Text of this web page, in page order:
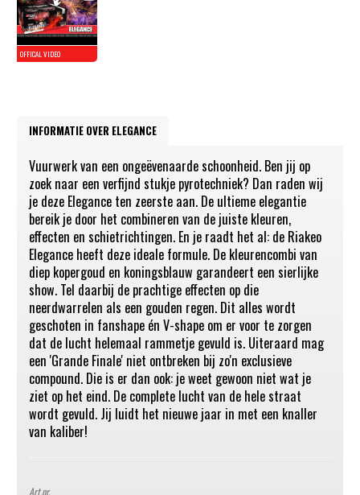
INFORMATIE OVER ELEGANCE
Vuurwerk van een ongeëvenaarde schoonheid. Ben jij op
zoek naar een verfijnd stukje pyrotechniek? Dan raden wij
je deze Elegance ten zeerste aan. De ultieme elegantie
bereik je door het combineren van de juiste kleuren,
effecten en schietrichtingen. En je raadt het al: de Riakeo
Elegance heeft deze ideale formule. De kleurencombi van
diep kopergoud en koningsblauw garandeert een sierlijke
show. Tel daarbij de prachtige effecten op die
neerdwarrelen als een gouden regen. Dit alles wordt
geschoten in fanshape én V-shape om er voor te zorgen
dat de lucht helemaal rammetje gevuld is. Uiteraard mag
een 'Grande Finale' niet ontbreken bij zo'n exclusieve
compound. Die is er dan ook: je weet gewoon niet wat je
ziet op het eind. De complete lucht van de hele straat
wordt gevuld. Jij luidt het nieuwe jaar in met een knaller
van kaliber!
Art.nr.